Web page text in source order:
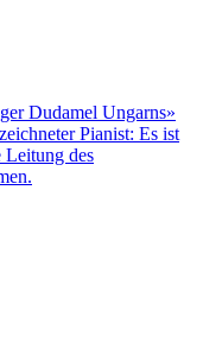
Dudamel Ungarns»
Pianist: Es ist
des